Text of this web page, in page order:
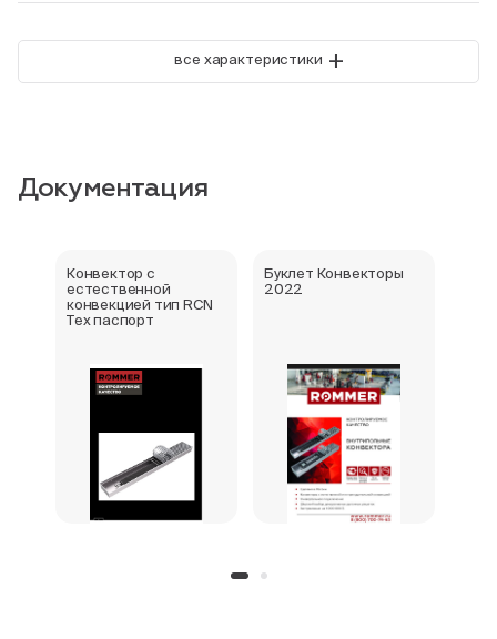
все характеристики +
Документация
Конвектор с
естественной
конвекцией тип RCN
Тех паспорт
Буклет Конвекторы
2022